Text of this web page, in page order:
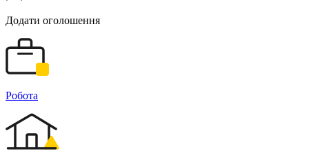
Додати оголошення
Робота